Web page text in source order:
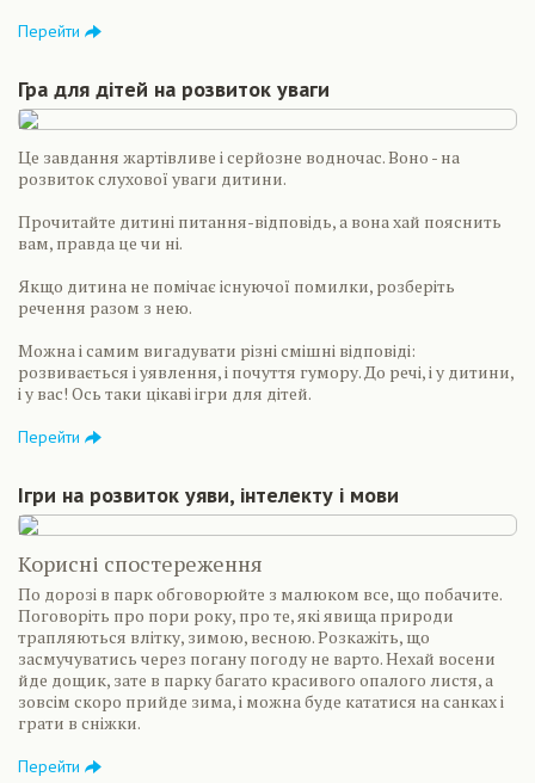
Перейти
Гра для дітей на розвиток уваги
Це завдання жартівливе і серйозне водночас. Воно - на
розвиток слухової уваги дитини.
Прочитайте дитині питання-відповідь, а вона хай пояснить
вам, правда це чи ні.
Якщо дитина не помічає існуючої помилки, розберіть
речення разом з нею.
Можна і самим вигадувати різні смішні відповіді:
розвивається і уявлення, і почуття гумору. До речі, і у дитини,
і у вас! Ось таки цікаві ігри для дітей.
Перейти
Ігри на розвиток уяви, інтелекту і мови
Корисні спостереження
По дорозі в парк обговорюйте з малюком все, що побачите.
Поговоріть про пори року, про те, які явища природи
трапляються влітку, зимою, весною. Розкажіть, що
засмучуватись через погану погоду не варто. Нехай восени
йде дощик, зате в парку багато красивого опалого листя, а
зовсім скоро прийде зима, і можна буде кататися на санках і
грати в сніжки.
Перейти